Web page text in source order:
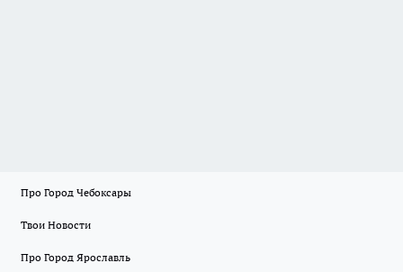
Про Город Чебоксары
Твои Новости
Про Город Ярославль